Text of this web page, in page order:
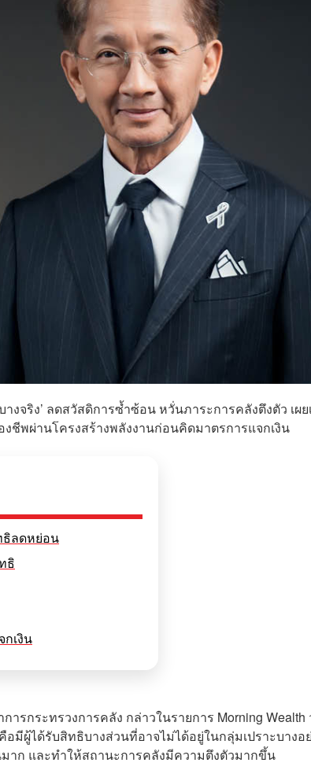
งจริง’ ลดสวัสดิการซ้ำซ้อน หวั่นภาระการคลังตึงตัว เผย
ชีพผ่านโครงสร้างพลังงานก่อนคิดมาตรการแจกเงิน
ธิลดหย่อน
ธิ
เงิน
รกระทรวงการคลัง กล่าวในรายการ Morning Wealth
ผู้ได้รับสิทธิบางส่วนที่อาจไม่ได้อยู่ในกลุ่มเปราะบางอ
าก และทำให้สถานะการคลังมีความตึงตัวมากขึ้น